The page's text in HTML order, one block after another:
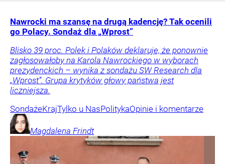
Nawrocki ma szansę na drugą kadencję? Tak ocenili
go Polacy. Sondaż dla „Wprost”
Blisko 39 proc. Polek i Polaków deklaruje, że ponownie
zagłosowałoby na Karola Nawrockiego w wyborach
prezydenckich – wynika z sondażu SW Research dla
„Wprost”. Grupa krytyków głowy państwa jest
liczniejsza.
SondażeKrajTylko u NasPolitykaOpinie i komentarze
Magdalena Frindt